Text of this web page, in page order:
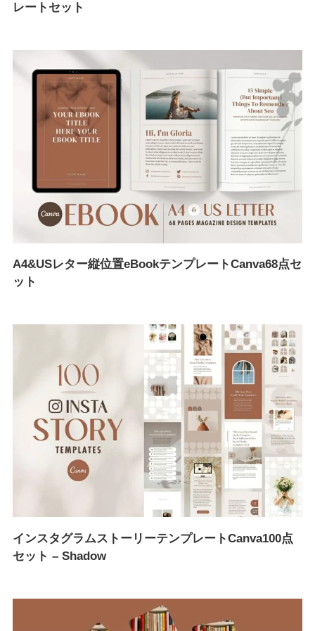
レートセット
A4&USレター縦位置eBookテンプレートCanva68点セ
ット
インスタグラムストーリーテンプレートCanva100点
セット – Shadow